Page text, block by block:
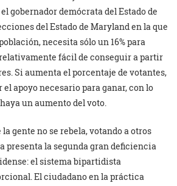
gobernador demócrata del Estado de
del Estado de Maryland en la que
necesita sólo un 16% para
fácil de conseguir a partir
Si aumenta el porcentaje de votantes,
apoyo necesario para ganar, con lo
un aumento del voto.
la gente no se rebela, votando a otros
presenta la segunda gran deficiencia
el sistema bipartidista
El ciudadano en la práctica